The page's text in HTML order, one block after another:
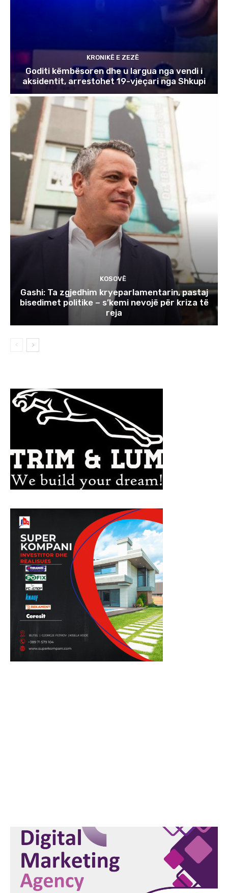
KRONIKË E ZEZË
Goditi këmbësoren dhe u largua nga vendi i
aksidentit, arrestohet 19-vjeçari nga Shkupi
KOSOVË
Gashi: Ta zgjedhim kryeparlamentarin, pastaj
bisedimet politike – s’kemi nevojë për kriza të
reja